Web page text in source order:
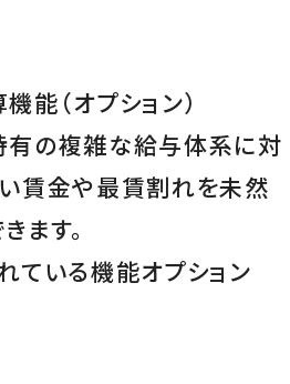
機能 （オプション）
有の複雑な給与体系に対
賃金や最賃割れを未然
ます。
ている機能オプション